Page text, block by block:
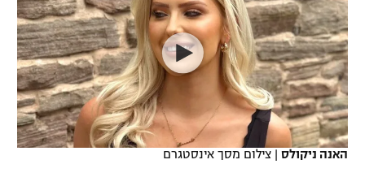
VOD
רץ ברשת
תוצאות
נבחרת ישראל
מכבי חיפה
בית"ר ירושלים
מכבי תל אביב
ליגה ספרדית
ליגה איטלקית
ליגה צרפתית
ליגה הולנדית
כדורסל נשים
מכבי תל אביב
הפועל חולון
הפועל ירושלים
יורוליג
יורוקאפ
טניס
כדוריד
כדורעף
האנה ניקולס | צילום מסך אינסטגרם